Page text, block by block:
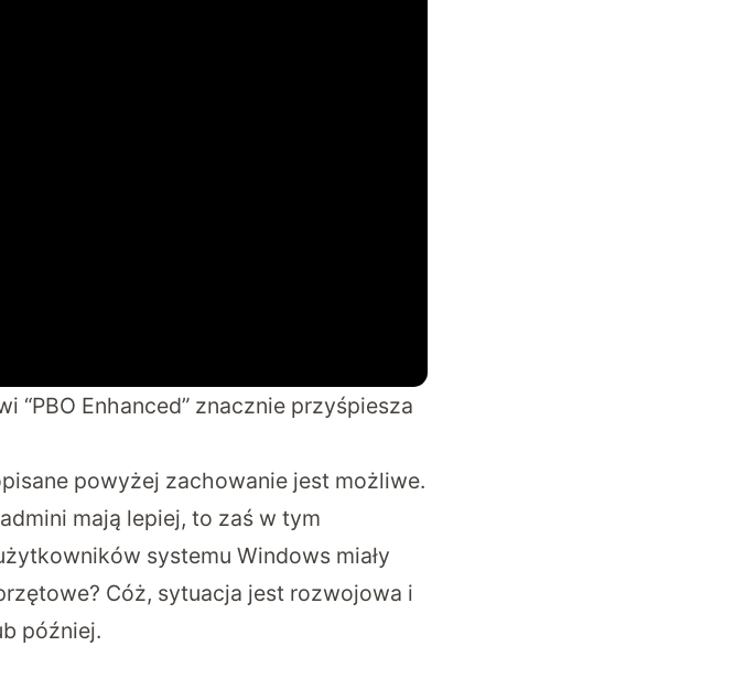
“PBO Enhanced” znacznie przyśpiesza
powyżej zachowanie jest możliwe.
mają lepiej, to zaś w tym
systemu Windows miały
Cóż, sytuacja jest rozwojowa i
później.